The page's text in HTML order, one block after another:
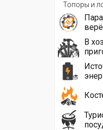
Топоры и
В